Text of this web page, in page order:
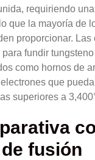
requiriendo
que la mayoría de
proporcionar. Las
fundir
como hornos de
que
superiores a
fusión